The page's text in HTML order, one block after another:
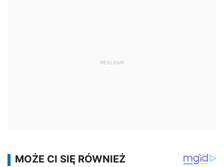
REKLAMA